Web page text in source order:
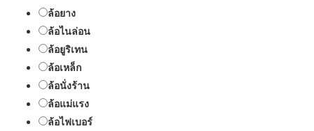
ล้อยาง
ล้อไนล่อน
ล้อยูริเทน
ล้อเหล็ก
ล้อนั่งร้าน
ล้อแม่แรง
ล้อไฟเบอร์